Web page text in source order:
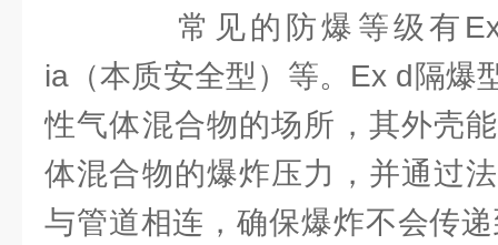
常见的防爆等级有Ex
ia（本质安全型）等。Ex d隔爆
性气体混合物的场所，其外壳
体混合物的爆炸压力，并通过
与管道相连，确保爆炸不会传